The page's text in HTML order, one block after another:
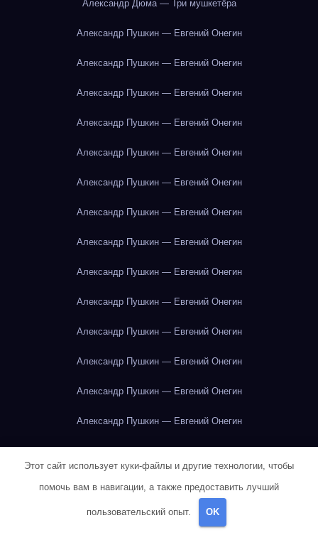
Александр Дюма — Три мушкетёра
Александр Пушкин — Евгений Онегин
Александр Пушкин — Евгений Онегин
Александр Пушкин — Евгений Онегин
Александр Пушкин — Евгений Онегин
Александр Пушкин — Евгений Онегин
Александр Пушкин — Евгений Онегин
Александр Пушкин — Евгений Онегин
Александр Пушкин — Евгений Онегин
Александр Пушкин — Евгений Онегин
Александр Пушкин — Евгений Онегин
Александр Пушкин — Евгений Онегин
Александр Пушкин — Евгений Онегин
Александр Пушкин — Евгений Онегин
Александр Пушкин — Евгений Онегин
Александр Пушкин — Евгений Онегин
Александр Пушкин — Евгений Онегин
Этот сайт использует куки-файлы и другие технологии, чтобы
помочь вам в навигации, а также предоставить лучший
пользовательский опыт. OK